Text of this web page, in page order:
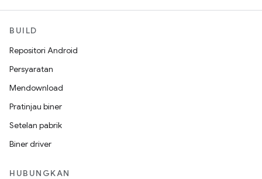
BUILD
Repositori Android
Persyaratan
Mendownload
Pratinjau biner
Setelan pabrik
Biner driver
HUBUNGKAN